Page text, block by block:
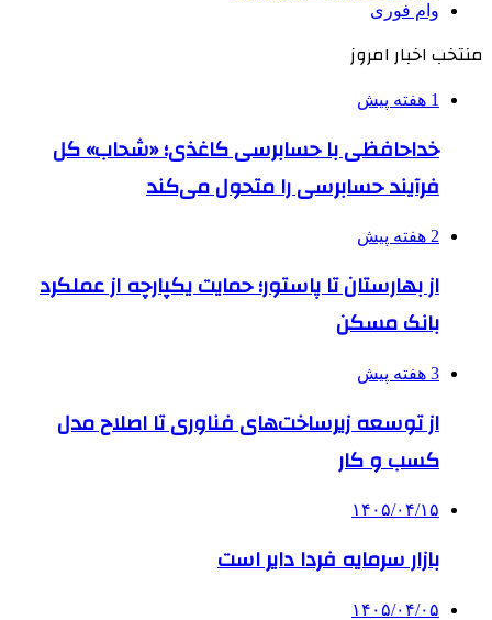
وام فوری
منتخب اخبار امروز
1 هفته پیش
خداحافظی با حسابرسی کاغذی؛ «شحاب» کل
فرآیند حسابرسی را متحول می‌کند
2 هفته پیش
از بهارستان تا پاستور؛ حمایت یکپارچه از عملکرد
بانک مسکن
3 هفته پیش
از توسعه زیرساخت‌های فناوری تا اصلاح مدل
کسب و کار
۱۴۰۵/۰۴/۱۵
بازار سرمایه فردا دایر است
۱۴۰۵/۰۴/۰۵